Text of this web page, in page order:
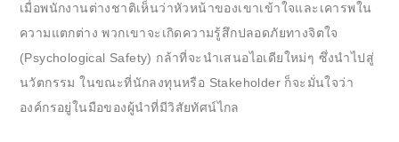
เมื่อพนักงานต่างชาติเห็นว่าหัวหน้าของเขาเข้าใจและเคารพใน
ความแตกต่าง พวกเขาจะเกิดความรู้สึกปลอดภัยทางจิตใจ
(Psychological Safety) กล้าที่จะนำเสนอไอเดียใหม่ๆ ซึ่งนำไปสู่
นวัตกรรม ในขณะที่นักลงทุนหรือ Stakeholder ก็จะมั่นใจว่า
องค์กรอยู่ในมือของผู้นำที่มีวิสัยทัศน์ไกล